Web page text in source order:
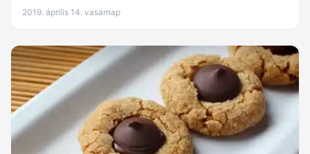
2019. április 14. vasárnap